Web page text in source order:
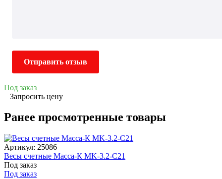
Отправить отзыв
Под заказ
Запросить цену
Ранее просмотренные товары
Артикул: 25086
Весы счетные Масса-К MK-3.2-С21
Под заказ
Под заказ